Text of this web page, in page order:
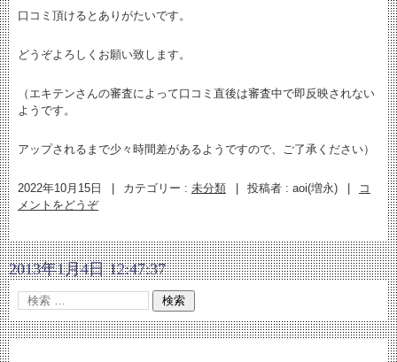
口コミ頂けるとありがたいです。
どうぞよろしくお願い致します。
（エキテンさんの審査によって口コミ直後は審査中で即反映されない
ようです。
アップされるまで少々時間差があるようですので、ご了承ください）
2022年10月15日 カテゴリー : 未分類 投稿者 : aoi(増永)
コ
メントをどうぞ
2013年1月4日 12:47:37